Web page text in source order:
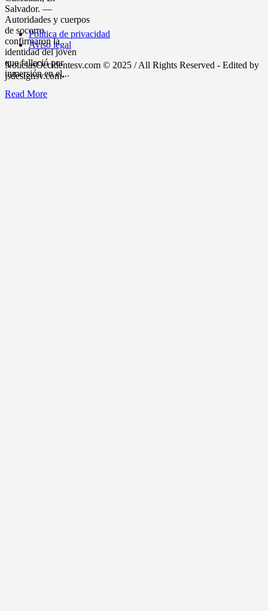
Salvador. —
Autoridades y cuerpos
de socorro
confirmaron la
identidad del joven
que falleció por
inmersión en el...
Read More
Política de privacidad
Aviso legal
NoticiasOccidentesv.com © 2025 / All Rights Reserved - Edited by
jsdesignsv.com-